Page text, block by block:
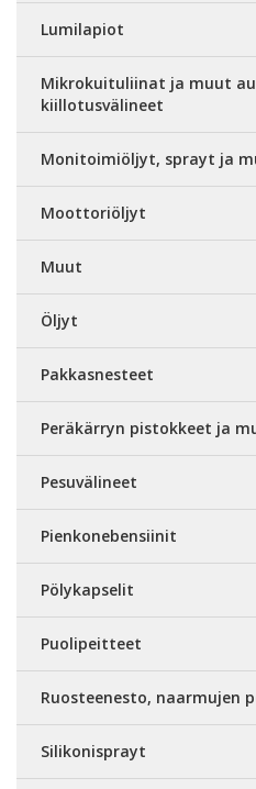
Lumilapiot
Mikrokuituliinat ja muut
kiillotusvälineet
Monitoimiöljyt, sprayt ja
Moottoriöljyt
Muut
Öljyt
Pakkasnesteet
Peräkärryn pistokkeet ja
Pesuvälineet
Pienkonebensiinit
Pölykapselit
Puolipeitteet
Ruosteenesto, naarmujen
Silikonisprayt